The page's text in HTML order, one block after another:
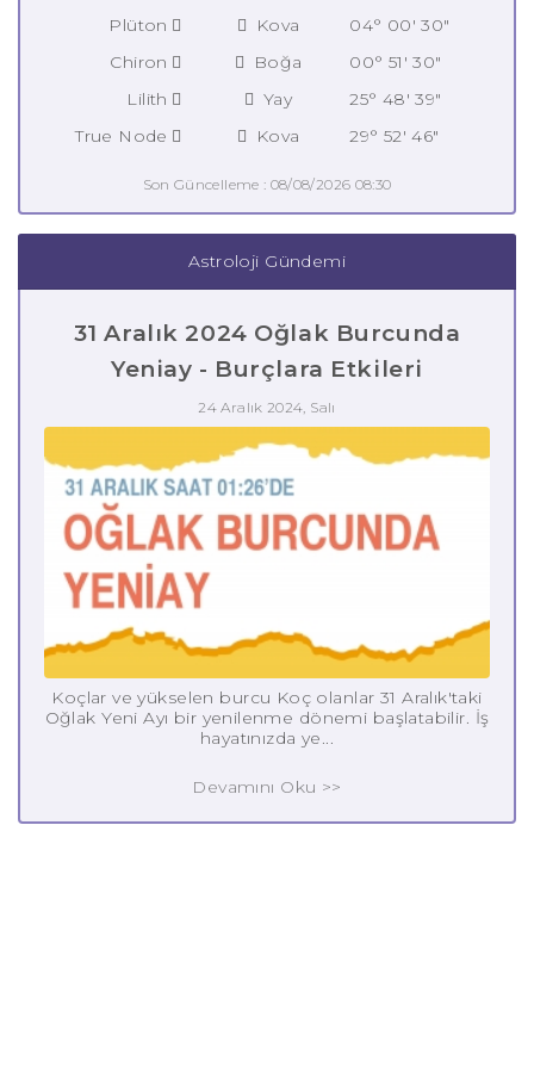
Plüton
Kova
04° 00' 30"
Chiron
Boğa
00° 51' 30"
Lilith
Yay
25° 48' 39"
True Node
Kova 29° 52' 46"
Son Güncelleme : 08/08/2026 08:30
Astroloji Gündemi
31 Aralık 2024 Oğlak Burcunda
Yeniay - Burçlara Etkileri
24 Aralık 2024, Salı
Koçlar ve yükselen burcu Koç olanlar 31 Aralık'taki
Oğlak Yeni Ayı bir yenilenme dönemi başlatabilir. İş
hayatınızda ye...
Devamını Oku >>